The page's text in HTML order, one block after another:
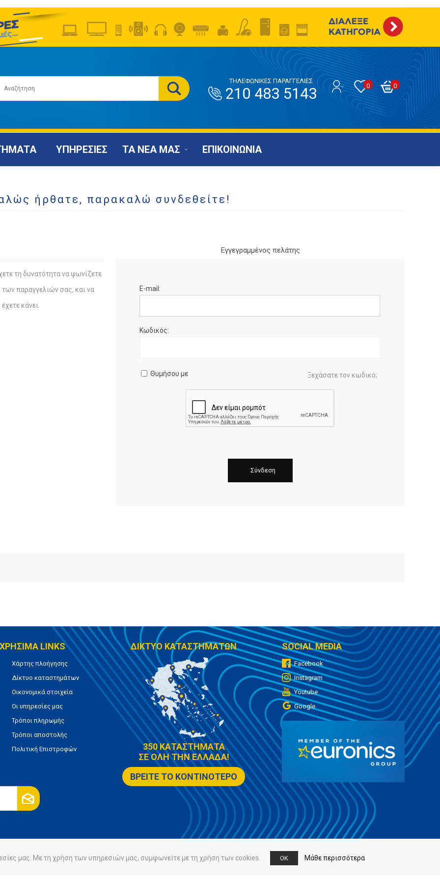
0
0
ΤΗΛΕΦΩΝΙΚΕΣ ΠΑΡΑΓΓΕΛΙΕΣ
210 483 5143
ΥΠΗΡΕΣΙΕΣ ΤΑ ΝΕΑ ΜΑΣ ΕΠΙΚΟΙΝΩΝΙΑ
ήρθατε, παρακαλώ συνδεθείτε!
τη δυνατότητα να ψωνίζετε
των παραγγελιών σας, και να
κάνει.
Εγγεγραμμένος πελάτης
E-mail:
Κωδικός:
Θυμήσου με Ξεχάσατε τον κωδικό;
ΧΡΗΣΙΜΑ LINKS
Χάρτης πλοήγησης
Δίκτυο καταστημάτων
Οικονομικά στοιχεία
Οι υπηρεσίες μας
Τρόποι πληρωμής
Τρόποι αποστολής
Πολιτική Επιστροφών
ΔΙΚΤΥΟ ΚΑΤΑΣΤΗΜΑΤΩΝ
350 ΚΑΤΑΣΤΗΜΑΤΑ
ΣΕ ΟΛΗ ΤΗΝ ΕΛΛΑΔΑ!
ΒΡΕΙΤΕ ΤΟ ΚΟΝΤΙΝΟΤΕΡΟ
SOCIAL MEDIA
Facebook
Instagram
Youtube
Google
Πολιτική Cookies
μας. Με τη χρήση των υπηρεσιών μας, συμφωνείτε με τη χρήση των cookies. OK Μάθε περισσότερα